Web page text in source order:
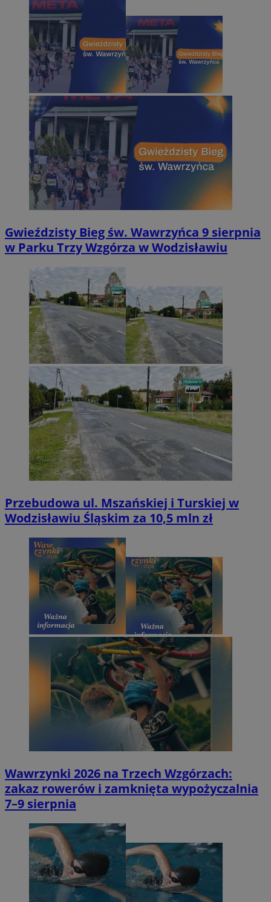
Gwieździsty Bieg św. Wawrzyńca 9 sierpnia
w Parku Trzy Wzgórza w Wodzisławiu
Przebudowa ul. Mszańskiej i Turskiej w
Wodzisławiu Śląskim za 10,5 mln zł
Wawrzynki 2026 na Trzech Wzgórzach:
zakaz rowerów i zamknięta wypożyczalnia
7–9 sierpnia